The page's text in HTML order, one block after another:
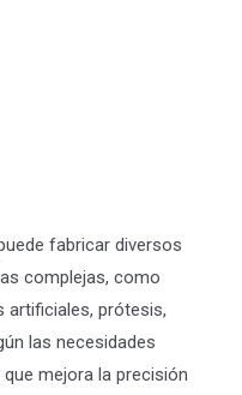
fabricar diversos
complejas, como
artificiales, prótesis,
las necesidades
mejora la precisión